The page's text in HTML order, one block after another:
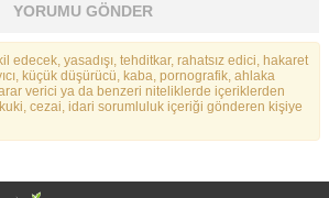
YORUMU GÖNDER
edecek, yasadışı, tehditkar, rahatsız edici, hakaret
küçük düşürücü, kaba, pornografik, ahlaka
verici ya da benzeri niteliklerde içeriklerden
cezai, idari sorumluluk içeriği gönderen kişiye